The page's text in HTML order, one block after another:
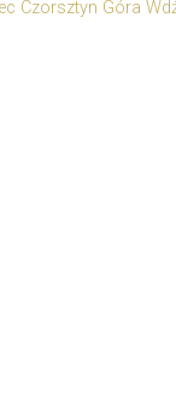
Czorsztyn Góra